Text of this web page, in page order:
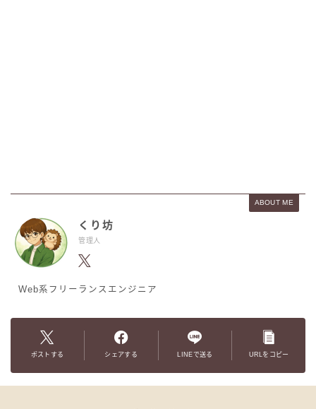
ABOUT ME
くり坊
管理人
Web系フリーランスエンジニア
ポストする シェアする LINEで送る URLをコピー